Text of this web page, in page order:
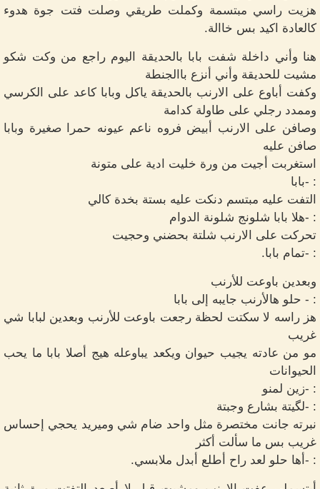
هزيت راسي مبتسمة وكملت طريقي وصلت فتت جوة هدوء
كالعادة اكيد بس خاالة.
هنا وأني داخلة شفت بابا بالحديقة اليوم راجع من وكت شكو
مشيت للحديقة وأني أنزع باالجنطة
وكفت أباوع على الارنب بالحديقة ياكل وبابا كاعد على الكرسي
وممدد رجلي على طاولة كدامة
وصافن على الارنب أبيض فروه ناعم عيونه حمرا صغيرة وبابا
صافن عليه
استغربت أجيت من ورة خليت ادية على متونة
: -بابا
التفت عليه مبتسم دنكت عليه بستة بخدة كالي
: -هلا بابا شلونج شلونة الدوام
تحركت على الارنب شلتة بحضني وحجيت
: -تمام بابا.
وبعدين باوعت للأرنب
: - حلو هالأرنب جايبه إلى بابا
هز راسه لا سكتت لحظة رجعت باوعت للأرنب وبعدين لبابا شي
غريب
مو من عادته يجيب حيوان ويكعد يباوعله هيج أصلا بابا ما يحب
الحيوانات
: -زين لمنو
: -لگيتة بشارع وجبتة
نبرته جانت مختصرة مثل واحد ضام شي وميريد يحجي إحساس
غريب بس ما سألت أكثر
: -أها حلو لعد راح أطلع أبدل ملابسي.